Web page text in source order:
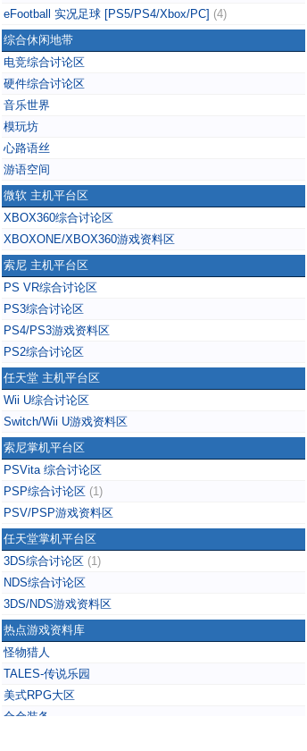
eFootball 实况足球 [PS5/PS4/Xbox/PC] (4)
综合休闲地带
电竞综合讨论区
硬件综合讨论区
音乐世界
模玩坊
心路语丝
游语空间
微软 主机平台区
XBOX360综合讨论区
XBOXONE/XBOX360游戏资料区
索尼 主机平台区
PS VR综合讨论区
PS3综合讨论区
PS4/PS3游戏资料区
PS2综合讨论区
任天堂 主机平台区
Wii U综合讨论区
Switch/Wii U游戏资料区
索尼掌机平台区
PSVita 综合讨论区
PSP综合讨论区 (1)
PSV/PSP游戏资料区
任天堂掌机平台区
3DS综合讨论区 (1)
NDS综合讨论区
3DS/NDS游戏资料区
热点游戏资料库
怪物猎人
TALES-传说乐园
美式RPG大区
合金装备